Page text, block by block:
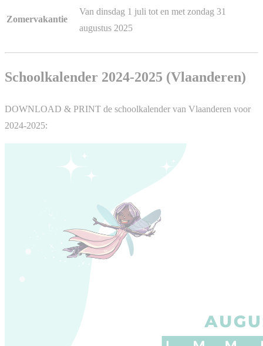
Zomervakantie
Van dinsdag 1 juli tot en met zondag 31
augustus 2025
Schoolkalender 2024-2025 (Vlaanderen)
DOWNLOAD & PRINT de schoolkalender van Vlaanderen voor
2024-2025: